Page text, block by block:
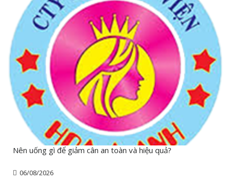
Nên uống gì để giảm cân an toàn và hiệu quả?
06/08/2026